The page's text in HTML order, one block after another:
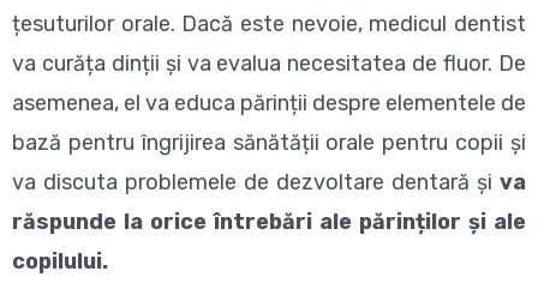
țesuturilor orale. Dacă este nevoie, medicul dentist
va curăța dinții și va evalua necesitatea de fluor. De
asemenea, el va educa părinții despre elementele de
bază pentru îngrijirea sănătății orale pentru copii și
va discuta problemele de dezvoltare dentară și va
răspunde la orice întrebări ale părinților și ale
copilului.